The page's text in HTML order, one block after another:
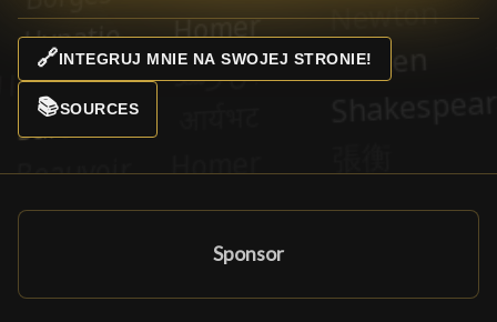
🔗INTEGRUJ MNIE NA SWOJEJ STRONIE!
📚SOURCES
Sponsor